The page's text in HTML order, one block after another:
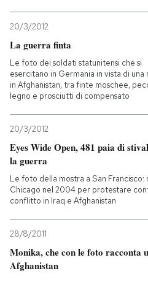
20/3/2012
La guerra finta
Le foto dei soldati statunitensi che si
esercitano in Germania in vista di una
in Afghanistan, tra finte moschee,
legno e prosciutti di compensato
20/3/2012
Eyes Wide Open, 481 paia di
la guerra
Le foto della mostra a San Francisco:
Chicago nel 2004 per protestare
conflitto in Iraq e Afghanistan
28/8/2011
Monika, che con le foto racconta
Afghanistan